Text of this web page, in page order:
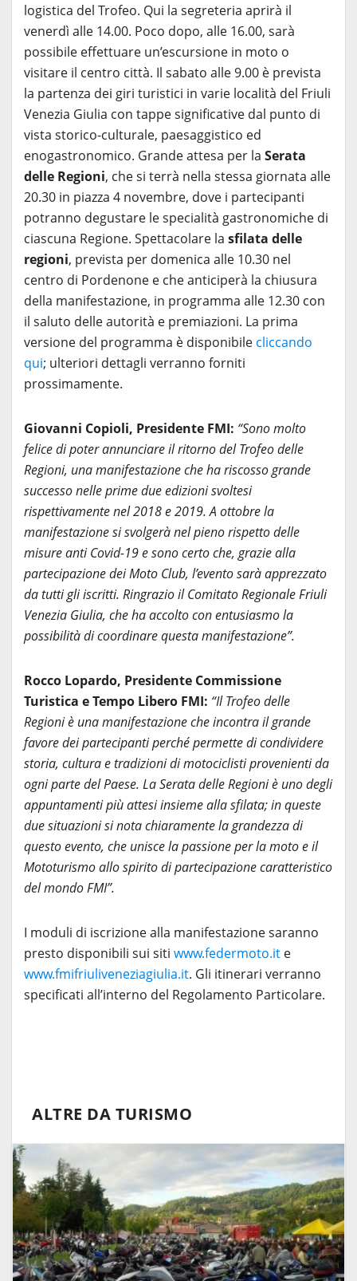
logistica del Trofeo. Qui la segreteria aprirà il
venerdì alle 14.00. Poco dopo, alle 16.00, sarà
possibile effettuare un’escursione in moto o
visitare il centro città. Il sabato alle 9.00 è prevista
la partenza dei giri turistici in varie località del Friuli
Venezia Giulia con tappe significative dal punto di
vista storico-culturale, paesaggistico ed
enogastronomico. Grande attesa per la Serata
delle Regioni, che si terrà nella stessa giornata alle
20.30 in piazza 4 novembre, dove i partecipanti
potranno degustare le specialità gastronomiche di
ciascuna Regione. Spettacolare la sfilata delle
regioni, prevista per domenica alle 10.30 nel
centro di Pordenone e che anticiperà la chiusura
della manifestazione, in programma alle 12.30 con
il saluto delle autorità e premiazioni. La prima
versione del programma è disponibile cliccando
qui; ulteriori dettagli verranno forniti
prossimamente.
Giovanni Copioli, Presidente FMI: “Sono molto
felice di poter annunciare il ritorno del Trofeo delle
Regioni, una manifestazione che ha riscosso grande
successo nelle prime due edizioni svoltesi
rispettivamente nel 2018 e 2019. A ottobre la
manifestazione si svolgerà nel pieno rispetto delle
misure anti Covid-19 e sono certo che, grazie alla
partecipazione dei Moto Club, l’evento sarà apprezzato
da tutti gli iscritti. Ringrazio il Comitato Regionale Friuli
Venezia Giulia, che ha accolto con entusiasmo la
possibilità di coordinare questa manifestazione”.
Rocco Lopardo, Presidente Commissione
Turistica e Tempo Libero FMI: “Il Trofeo delle
Regioni è una manifestazione che incontra il grande
favore dei partecipanti perché permette di condividere
storia, cultura e tradizioni di motociclisti provenienti da
ogni parte del Paese. La Serata delle Regioni è uno degli
appuntamenti più attesi insieme alla sfilata; in queste
due situazioni si nota chiaramente la grandezza di
questo evento, che unisce la passione per la moto e il
Mototurismo allo spirito di partecipazione caratteristico
del mondo FMI”.
I moduli di iscrizione alla manifestazione saranno
presto disponibili sui siti www.federmoto.it e
www.fmifriuliveneziagiulia.it. Gli itinerari verranno
specificati all’interno del Regolamento Particolare.
ALTRE DA TURISMO